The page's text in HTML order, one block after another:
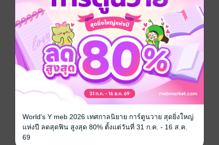
มาลุ้นไปพร้อมๆกัน
Handsome demon1
#แผนรักมาเฟียเถื่อน
เรื่องแรกในเซ็ทมาเฟีแก๊ง Handsome demon
ราคา Ebook ปกติ 249 บาท ซื้อผ่าน ios 6.99 ( 249 บาท)
โปรโมชั่น 9 วัน ลด 25% ลดเหลือ 187 / iOS 5.99 (219
บาท)
ขอบพระคุณทุกท่านที่กดซื้อ อย่าลืมอ่านตัวอย่างและคำ
Boy love / Yaoi
World's Y meb 2026 เทศกาลนิยาย การ์ตูนวาย สุดยิ่งใหญ่
แห่งปี ลดสุดฟิน สูงสุด 80% ตั้งแต่วันที่ 31 ก.ค. - 16 ส.ค.
69